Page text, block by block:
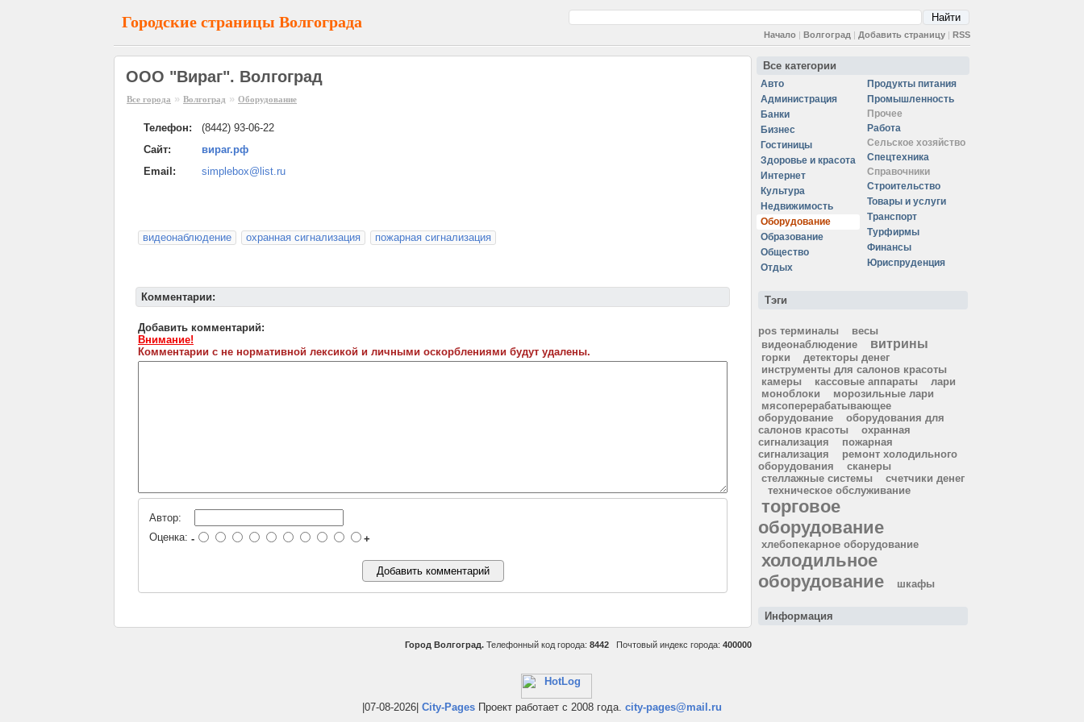
Городские страницы Волгограда
Начало | Волгоград | Добавить страницу | RSS
ООО "Вираг". Волгоград
Все города » Волгоград » Оборудование
Телефон:
(8442) 93-06-22
Сайт:
вираг.рф
Email:
simplebox@list.ru
видеонаблюдение охранная сигнализация пожарная сигнализация
Комментарии:
Добавить комментарий:
Внимание!
Комментарии с не нормативной лексикой и личными оскорблениями будут удалены.
Автор:
Оценка: - +
Город Волгоград. Телефонный код города: 8442 Почтовый индекс города: 400000
Все категории
Авто
Администрация
Банки
Бизнес
Гостиницы
Здоровье и красота
Интернет
Культура
Недвижимость
Оборудование
Образование
Общество
Отдых
Продукты питания
Промышленность
Прочее
Работа
Сельское хозяйство
Спецтехника
Справочники
Строительство
Товары и услуги
Транспорт
Турфирмы
Финансы
Юриспруденция
Тэги
pos терминалы
весы
видеонаблюдение
витрины
горки
детекторы денег
инструменты для салонов красоты
камеры
кассовые аппараты
лари
моноблоки
морозильные лари
мясоперерабатывающее
оборудование
оборудования для
салонов красоты
охранная
сигнализация
пожарная
сигнализация
ремонт холодильного
оборудования
сканеры
стеллажные системы
счетчики денег
техническое обслуживание
торговое
оборудование
хлебопекарное оборудование
холодильное
оборудование
шкафы
Информация
|07-08-2026| City-Pages Проект работает с 2008 года. city-pages@mail.ru